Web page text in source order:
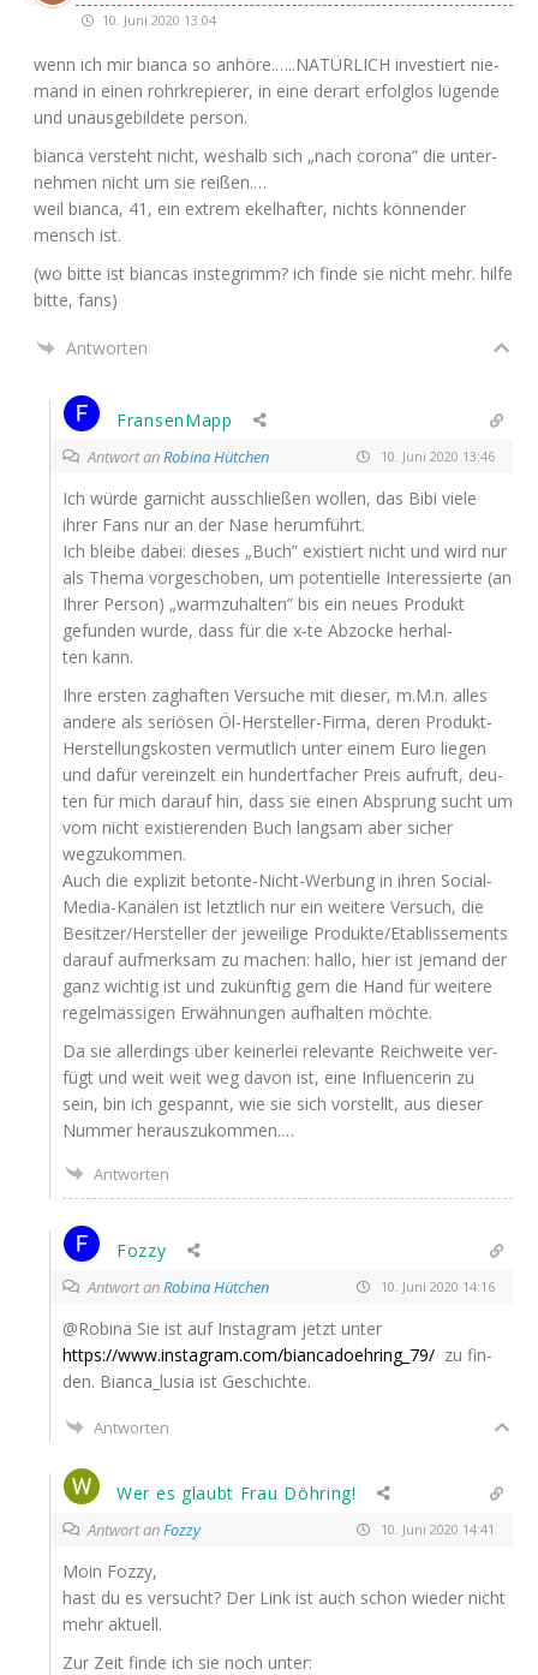
10. Juni 2020 13:04
wenn ich mir bian­ca so anhöre.…..NATÜRLICH inves­tiert nie­
mand in einen rohr­kre­pie­rer, in eine der­art erfolg­los lügen­de
und unaus­ge­bil­de­te person.
bian­ca ver­steht nicht, wes­halb sich „nach coro­na” die unter­
neh­men nicht um sie reißen.…
weil bian­ca, 41, ein extrem ekel­haf­ter, nichts kön­nen­der
mensch ist.
(wo bit­te ist bian­cas insteg­rimm? ich fin­de sie nicht mehr. hil­fe
bit­te, fans)
Antworten
FransenMapp
Antwort anRobina Hütchen 10. Juni 2020 13:46
Ich wür­de gar­nicht aus­schlie­ßen wol­len, das Bibi vie­le
ihrer Fans nur an der Nase herumführt.
Ich blei­be dabei: die­ses „Buch” exis­tiert nicht und wird nur
als The­ma vor­ge­scho­ben, um poten­ti­el­le Inter­es­sier­te (an
Ihrer Per­son) „warm­zu­hal­ten” bis ein neu­es Pro­dukt
gefun­den wur­de, dass für die x‑te Abzo­cke her­hal­
ten kann.
Ihre ers­ten zag­haf­ten Ver­su­che mit die­ser, m.M.n. alles
ande­re als seriö­sen Öl-Her­stel­ler-Fir­ma, deren Pro­dukt-
Her­stel­lungs­kos­ten ver­mut­lich unter einem Euro lie­gen
und dafür ver­ein­zelt ein hun­dert­fa­cher Preis auf­ruft, deu­
ten für mich dar­auf hin, dass sie einen Absprung sucht um
vom nicht exis­tie­ren­den Buch lang­sam aber sicher
wegzukommen.
Auch die expli­zit beton­te-Nicht-Wer­bung in ihren Social-
Media-Kanä­len ist letzt­lich nur ein wei­te­re Ver­such, die
Besitzer/Hersteller der jewei­li­ge Produkte/Etablissements
dar­auf auf­merk­sam zu machen: hal­lo, hier ist jemand der
ganz wich­tig ist und zukünf­tig gern die Hand für wei­te­re
regel­mäs­si­gen Erwäh­nun­gen auf­hal­ten möchte.
Da sie aller­dings über kei­ner­lei rele­van­te Reich­wei­te ver­
fügt und weit weit weg davon ist, eine Influen­ce­rin zu
sein, bin ich gespannt, wie sie sich vor­stellt, aus die­ser
Num­mer herauszukommen.…
Antworten
Fozzy
Antwort anRobina Hütchen 10. Juni 2020 14:16
@Robina Sie ist auf Insta­gram jetzt unter
https://www.instagram.com/biancadoehring_79/ zu fin­
den. Bianca_lusia ist Geschichte.
Antworten
Wer es glaubt Frau Döhring!
Antwort anFozzy 10. Juni 2020 14:41
Moin Foz­zy,
hast du es ver­sucht? Der Link ist auch schon wie­der nicht
mehr aktuell.
Zur Zeit fin­de ich sie noch unter: